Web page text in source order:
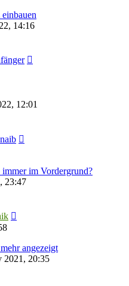
14:16
12:01
immer im Vordergrund?
23:47
angezeigt
2021, 20:35